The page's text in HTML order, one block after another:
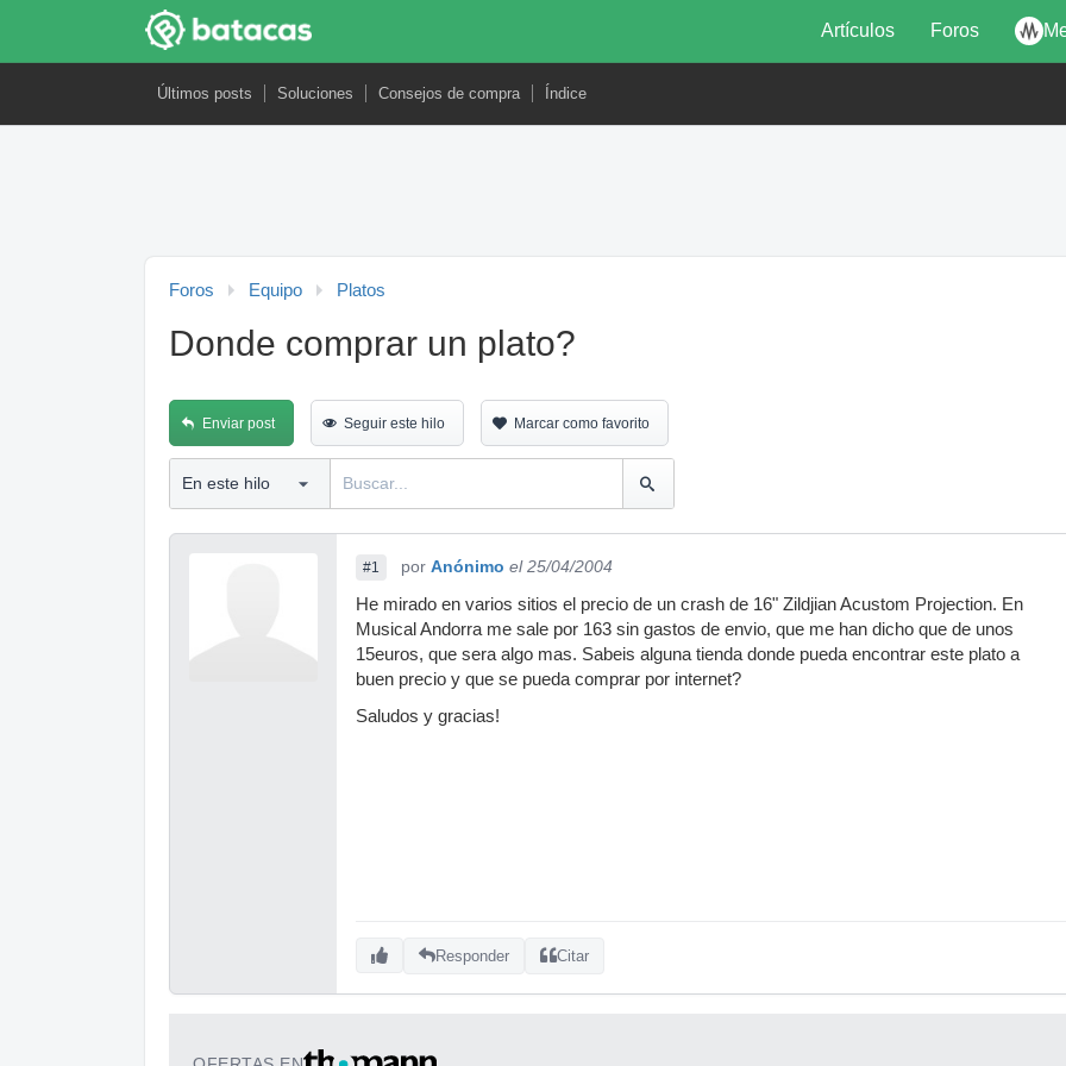
Artículos Foros
Últimos posts Soluciones Consejos de compra Índice
Foros Equipo Platos
Donde comprar un plato?
Enviar post Seguir este hilo Marcar como favorito
#1 por Anónimo el 25/04/2004
He mirado en varios sitios el precio de un crash de 16" Zildjian Acustom Projection. En
Musical Andorra me sale por 163 sin gastos de envio, que me han dicho que de unos
15euros, que sera algo mas. Sabeis alguna tienda donde pueda encontrar este plato a
buen precio y que se pueda comprar por internet?
Saludos y gracias!
Responder Citar